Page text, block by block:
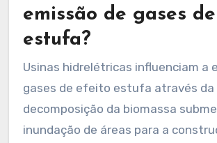
emissão de gases
estufa?
Usinas hidrelétricas influenciam a
gases de efeito estufa através da
decomposição da biomassa
inundação de áreas para a